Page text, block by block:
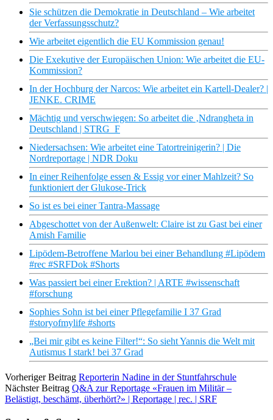
Sie schützen die Demokratie in Deutschland – Wie arbeitet
der Verfassungsschutz?
Wie arbeitet eigentlich die EU Kommission genau!
Die Exekutive der Europäischen Union: Wie arbeitet die EU-
Kommission?
In der Hochburg der Narcos: Wie arbeitet ein Kartell-Dealer? |
JENKE. CRIME
Mächtig und verschwiegen: So arbeitet die ‚Ndrangheta in
Deutschland | STRG_F
Niedersachsen: Wie arbeitet eine Tatortreinigerin? | Die
Nordreportage | NDR Doku
In einer Reihenfolge essen & Essig vor einer Mahlzeit? So
funktioniert der Glukose-Trick
So ist es bei einer Tantra-Massage
Abgeschottet von der Außenwelt: Claire ist zu Gast bei einer
Amish Familie
Lipödem-Betroffene Marlou bei einer Behandlung #Lipödem
#rec #SRFDok #Shorts
Was passiert bei einer Erektion? | ARTE #wissenschaft
#forschung
Sophies Sohn ist bei einer Pflegefamilie I 37 Grad
#storyofmylife #shorts
„Bei mir gibt es keine Filter!“: So sieht Yannis die Welt mit
Autismus I stark! bei 37 Grad
Vorheriger Beitrag Reporterin Nadine in der Stuntfahrschule
Nächster Beitrag Q&A zur Reportage «Frauen im Militär –
Belästigt, beschämt, überhört?» | Reportage | rec. | SRF